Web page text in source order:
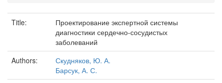
Title:
Проектирование экспертной системы
диагностики сердечно-сосудистых
заболеваний
Authors:
Скудняков, Ю. А.
Барсук, А. С.